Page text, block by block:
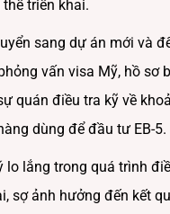
thể triển khai.
sang dự án mới và
vấn visa Mỹ, hồ sơ
quán điều tra kỹ về
dùng để đầu tư EB-5.
lo lắng trong quá trình
sợ ảnh hưởng đến kết